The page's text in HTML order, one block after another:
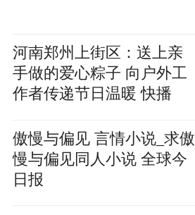
河南郑州上街区：送上亲
手做的爱心粽子 向户外工
作者传递节日温暖 快播
傲慢与偏见 言情小说_求傲
慢与偏见同人小说 全球今
日报